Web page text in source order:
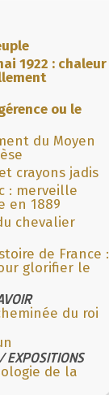
1922 : chaleur
ou le
du Moyen
crayons jadis
: merveille
en 1889
chevalier
de France :
glorifier le
du roi
EXPOSITIONS
de la